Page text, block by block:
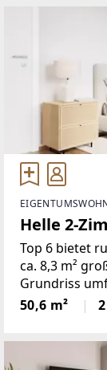
Helle 2-
Top 6 bietet
ca. 8,3 m²
Grundriss
offene
50,6 m²